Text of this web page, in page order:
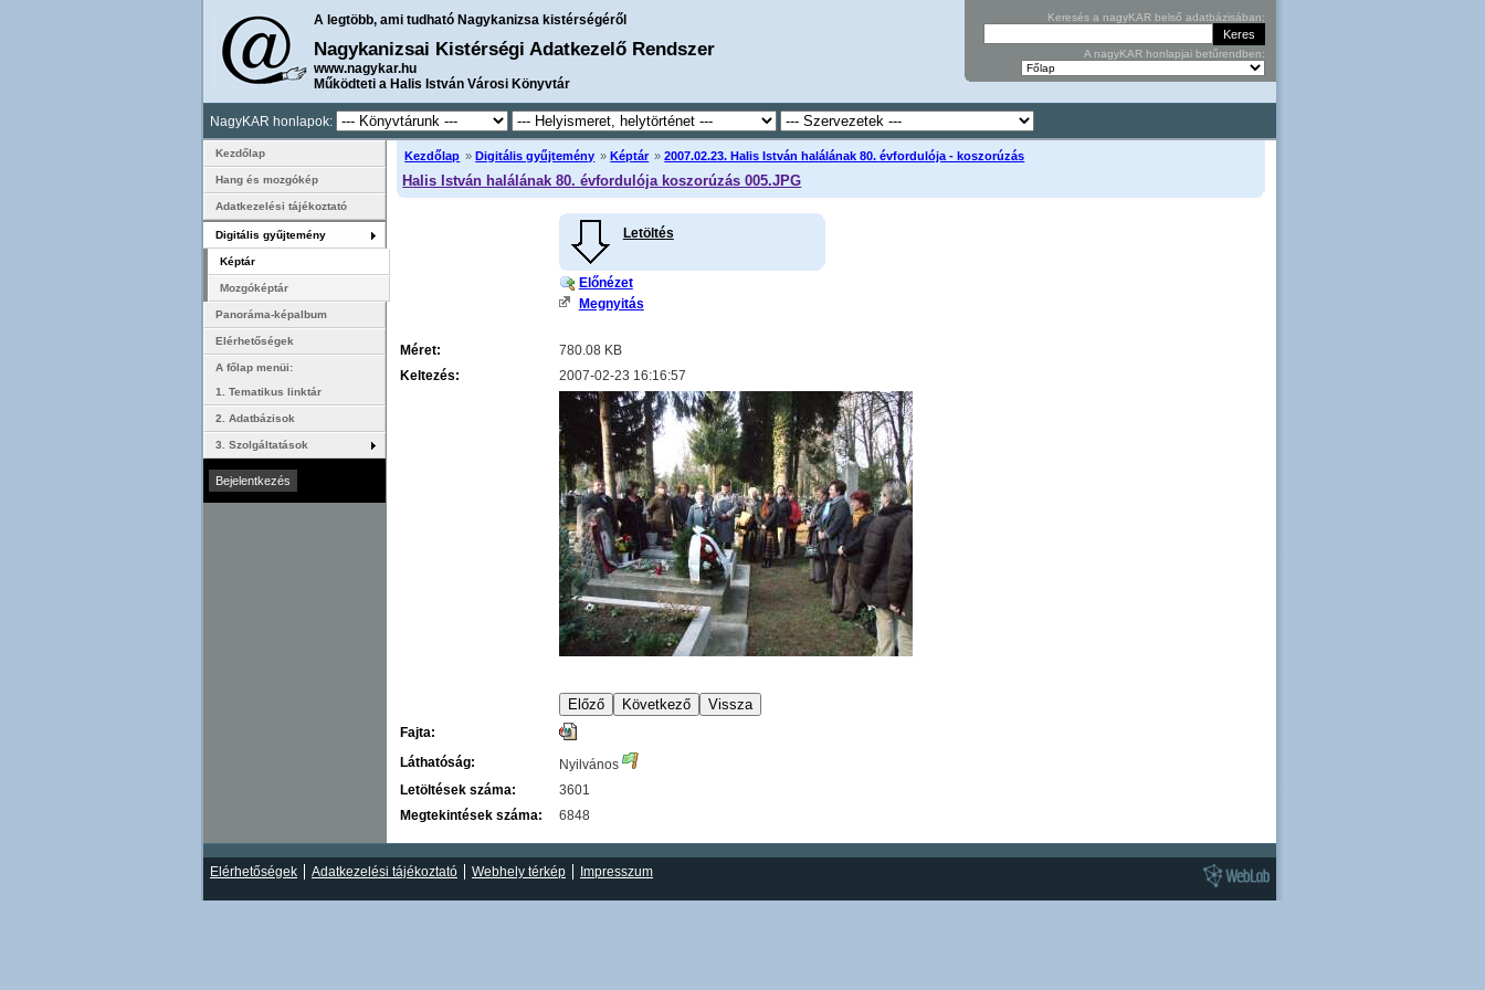
A legtöbb, ami tudható Nagykanizsa kistérségéről
Nagykanizsai Kistérségi Adatkezelő Rendszer
www.nagykar.hu
Működteti a Halis István Városi Könyvtár
Keresés a nagyKAR belső adatbázisában:
A nagyKAR honlapjai betűrendben:
NagyKAR honlapok:
Kezdőlap » Digitális gyűjtemény » Képtár »2007.02.23. Halis István halálának 80. évfordulója - koszorúzás
Halis István halálának 80. évfordulója koszorúzás 005.JPG
Letöltés
Előnézet
Megnyitás
Méret:
780.08 KB
Keltezés:
2007-02-23 16:16:57
Fajta:
Láthatóság:
Nyilvános
Letöltések száma:
3601
Megtekintések száma:
6848
Kezdőlap
Hang és mozgókép
Adatkezelési tájékoztató
Digitális gyűjtemény
Képtár
Mozgóképtár
Panoráma-képalbum
Elérhetőségek
A főlap menüi:
1. Tematikus linktár
2. Adatbázisok
3. Szolgáltatások
Elérhetőségek Adatkezelési tájékoztató Webhely térkép Impresszum